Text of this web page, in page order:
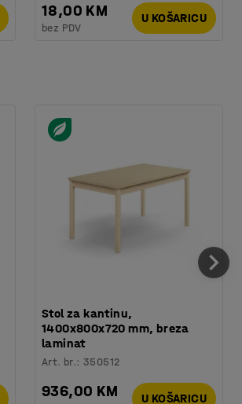
18,00 KM
bez PDV
U KOŠARICU
Stol za kantinu,
1400x800x720 mm, breza
laminat
Art. br.:350512
936,00 KM U KOŠARICU